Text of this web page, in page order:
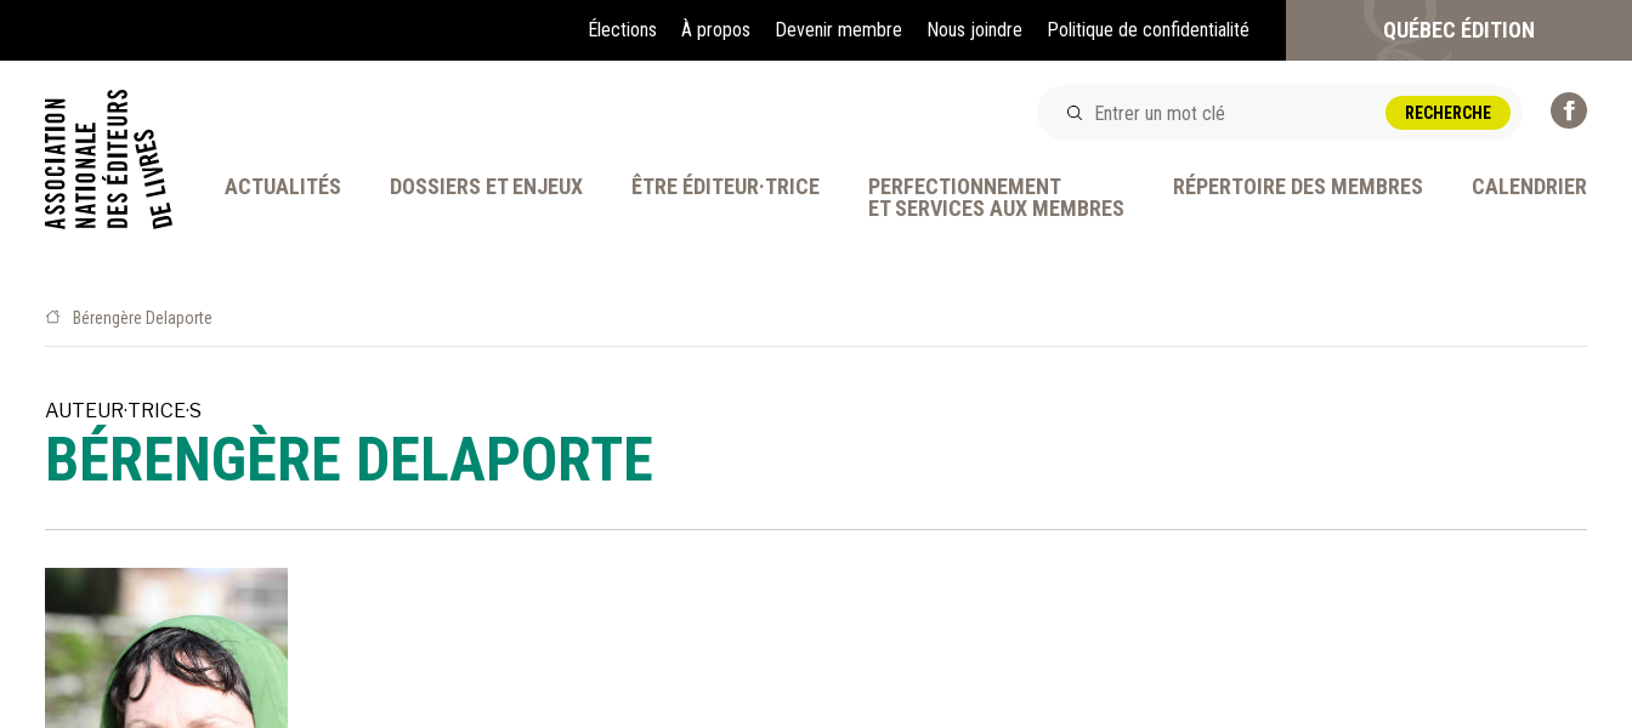
Élections À propos Devenir membre Nous joindre Politique de confidentialité QUÉBEC ÉDITION
ACTUALITÉS DOSSIERS ET ENJEUX ÊTRE ÉDITEUR·TRICE
PERFECTIONNEMENT
ET SERVICES AUX MEMBRES
À LA POINTE DE LA PROFESSION
RÉPERTOIRE DES MEMBRES CALENDRIER
Bérengère Delaporte
AUTEUR·TRICE·S
BÉRENGÈRE DELAPORTE